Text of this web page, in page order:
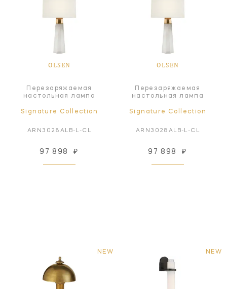
OLSEN
Перезаряжаемая
настольная лампа
Signature Collection
ARN3028ALB-L-CL
97 898 ₽
OLSEN
Перезаряжаемая
настольная лампа
Signature Collection
ARN3028ALB-L-CL
97 898 ₽
NEW NEW